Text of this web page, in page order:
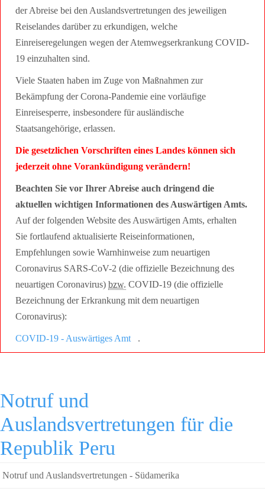
der Abreise bei den Auslandsvertretungen des jeweiligen
Reiselandes darüber zu erkundigen, welche
Einreiseregelungen wegen der Atemwegserkrankung COVID-
19 einzuhalten sind.
Viele Staaten haben im Zuge von Maßnahmen zur
Bekämpfung der Corona-Pandemie eine vorläufige
Einreisesperre, insbesondere für ausländische
Staatsangehörige, erlassen.
Die gesetzlichen Vorschriften eines Landes können sich
jederzeit ohne Vorankündigung verändern!
Beachten Sie vor Ihrer Abreise auch dringend die
aktuellen wichtigen Informationen des Auswärtigen Amts.
Auf der folgenden Website des Auswärtigen Amts, erhalten
Sie fortlaufend aktualisierte Reiseinformationen,
Empfehlungen sowie Warnhinweise zum neuartigen
Coronavirus SARS-CoV-2 (die offizielle Bezeichnung des
neuartigen Coronavirus) bzw. COVID-19 (die offizielle
Bezeichnung der Erkrankung mit dem neuartigen
Coronavirus):
COVID-19 - Auswärtiges Amt .
Notruf und
Auslandsvertretungen für die
Republik Peru
Notruf und Auslandsvertretungen - Südamerika